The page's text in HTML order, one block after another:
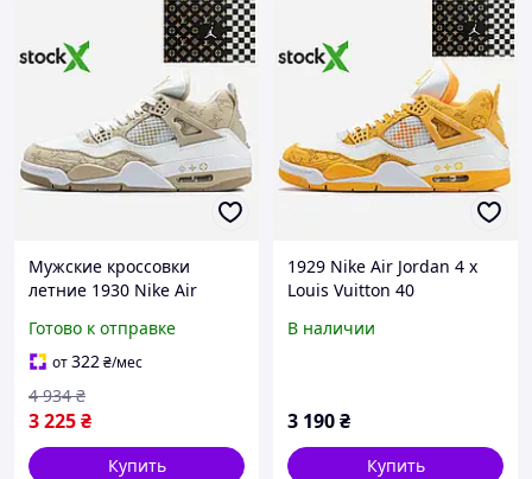
Мужские кроссовки
летние 1930 Nike Air
лето
Готово к отправке
от322₴/мес
3 225₴
4 934 ₴
Купить
1929 Nike Air Jordan 4 x
Louis Vuitton 40
В наличии
3 190₴
Купить